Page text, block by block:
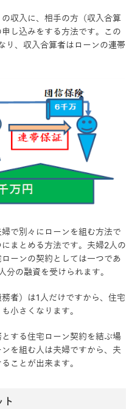
収入に、相手の方（収入合算
し込みをする方法です。この
り、収入合算者はローンの連帯
で別々にローンを組む方法で
まとめる方法です。夫婦2人の
ーンの契約としては一つであ
分の融資を受けられます。
者）は1人だけですから、住宅
小さくなります。
する住宅ローン契約を結ぶ場
を組む人は夫婦ですから、夫
ことが出来ます。